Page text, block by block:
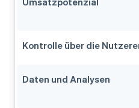
Kontrolle über die
Daten und Analysen